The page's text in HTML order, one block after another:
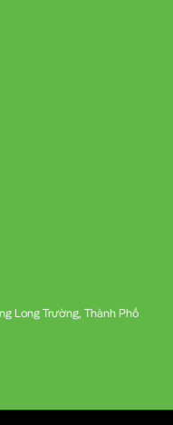
Long Trường, Thành Phố